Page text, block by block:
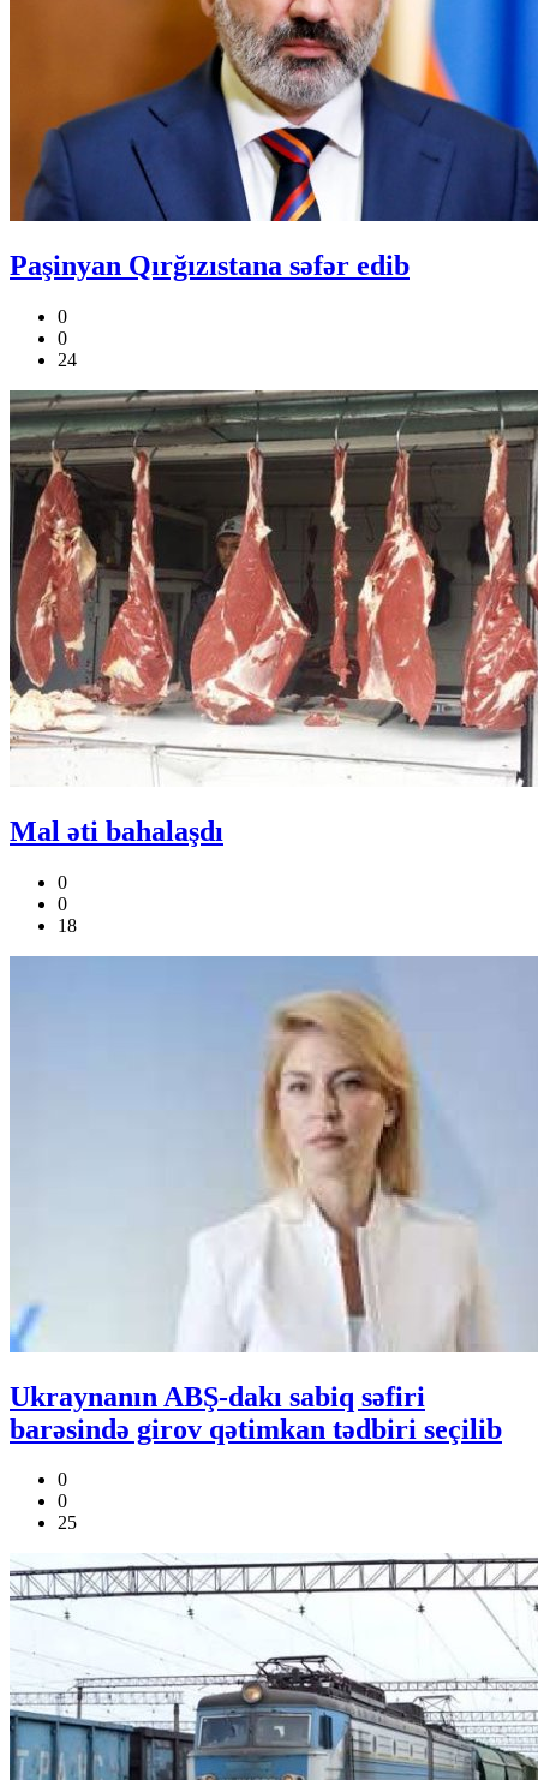
Paşinyan Qırğızıstana səfər edib
0
0
24
Mal əti bahalaşdı
0
0
18
Ukraynanın ABŞ-dakı sabiq səfiri
barəsində girov qətimkan tədbiri seçilib
0
0
25